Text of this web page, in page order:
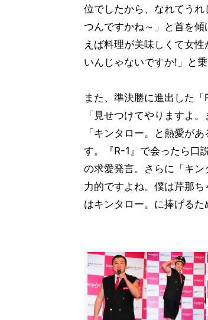
位でしたから、なれてう
つんですかね～」と首を
えば料理が美味しくて女
いんじゃないですか!」と乗
また、準決勝に進出した
「見せつけてやりますよ
「キンタロー。と熱愛が
す。『R-1』で会ったら口
の求愛発言。さらに「キ
力的ですよね。僕は芹那ち
はキンタロー。に捧げるた